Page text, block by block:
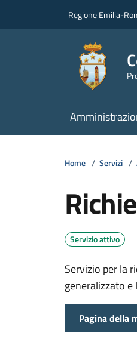
Regione Emilia-
Home / Servizi /
Servizio attivo
Servizio per la
generalizzato e
Pagina della